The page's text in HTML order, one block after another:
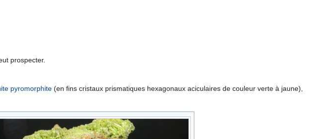
prospecter.
pyromorphite (en fins cristaux prismatiques hexagonaux aciculaires de couleur verte à jaune),